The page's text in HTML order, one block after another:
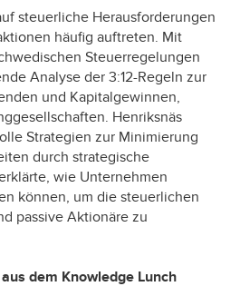
steuerliche Herausforderungen
häufig auftreten. Mit
Steuerregelungen
Analyse der 3:12-Regeln zur
und Kapitalgewinnen,
Henriksnäs
Strategien zur Minimierung
durch strategische
wie Unternehmen
können, um die steuerlichen
passive Aktionäre zu
dem Knowledge Lunch